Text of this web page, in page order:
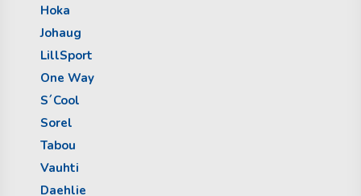
Hoka
Johaug
LillSport
One Way
S´Cool
Sorel
Tabou
Vauhti
Daehlie